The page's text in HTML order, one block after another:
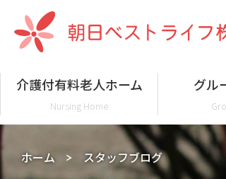
介護付有料老人ホーム
Nursing Home
グル
ホーム スタッフブログ